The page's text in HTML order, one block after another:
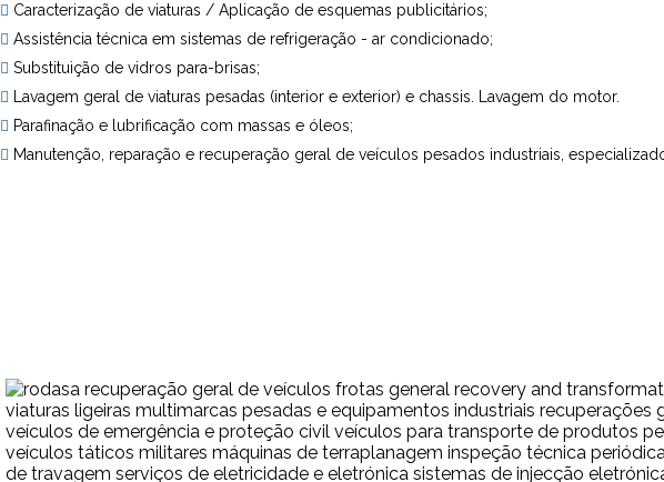
Caracterização de viaturas / Aplicação de esquemas publicitários;
Assistência técnica em sistemas de refrigeração - ar condicionado;
Substituição de vidros para-brisas;
Lavagem geral de viaturas pesadas (interior e exterior) e chassis. Lavagem do motor.
Parafinação e lubrificação com massas e óleos;
Manutenção, reparação e recuperação geral de veículos pesados industriais,